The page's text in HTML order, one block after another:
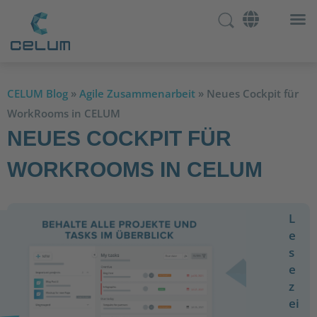
CELUM Blog » Agile Zusammenarbeit » Neues Cockpit für
WorkRooms in CELUM
NEUES COCKPIT FÜR
WORKROOMS IN CELUM
L
e
s
e
z
ei